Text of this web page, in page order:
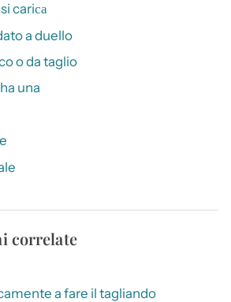
cariса
a duello
o da taglio
una
correlate
a fare il tagliando